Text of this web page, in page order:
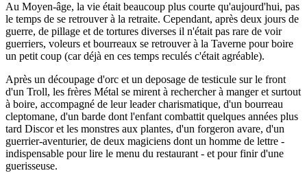
Au Moyen-âge, la vie était beaucoup plus courte qu'aujourd'hui, pas
le temps de se retrouver à la retraite. Cependant, après deux jours de
guerre, de pillage et de tortures diverses il n'était pas rare de voir
guerriers, voleurs et bourreaux se retrouver à la Taverne pour boire
un petit coup (car déjà en ces temps reculés c'était agréable).
Après un découpage d'orc et un deposage de testicule sur le front
d'un Troll, les frères Métal se mirent à rechercher à manger et surtout
à boire, accompagné de leur leader charismatique, d'un bourreau
cleptomane, d'un barde dont l'enfant combattit quelques années plus
tard Discor et les monstres aux plantes, d'un forgeron avare, d'un
guerrier-aventurier, de deux magiciens dont un homme de lettre -
indispensable pour lire le menu du restaurant - et pour finir d'une
guerisseuse.